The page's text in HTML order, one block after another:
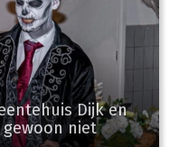
Dijk en
gewoon niet